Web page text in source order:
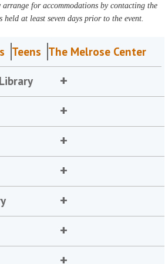
for accommodations by contacting the
at least seven days prior to the event.
Teens The Melrose Center